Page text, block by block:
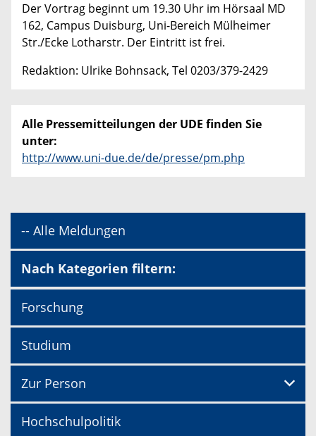
Der Vortrag beginnt um 19.30 Uhr im Hörsaal MD
162, Campus Duisburg, Uni-Bereich Mülheimer
Str./Ecke Lotharstr. Der Eintritt ist frei.
Redaktion: Ulrike Bohnsack, Tel 0203/379-2429
Alle Pressemitteilungen der UDE finden Sie
unter:
http://www.uni-due.de/de/presse/pm.php
-- Alle Meldungen
Nach Kategorien filtern:
Forschung
Studium
Zur Person
Hochschulpolitik